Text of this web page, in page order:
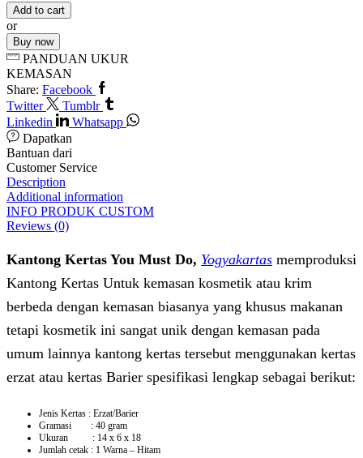
Add to cart
or
Buy now
PANDUAN UKUR
KEMASAN
Share: Facebook
Twitter
Tumblr
Linkedin
Whatsapp
Dapatkan
Bantuan dari
Customer Service
Description
Additional information
INFO PRODUK CUSTOM
Reviews (0)
Kantong Kertas You Must Do, Yogyakartas memproduksi
Kantong Kertas Untuk kemasan kosmetik atau krim
berbeda dengan kemasan biasanya yang khusus makanan
tetapi kosmetik ini sangat unik dengan kemasan pada
umum lainnya kantong kertas tersebut menggunakan kertas
erzat atau kertas Barier spesifikasi lengkap sebagai berikut:
Jenis Kertas : Erzat/Barier
Gramasi : 40 gram
Ukuran : 14 x 6 x 18
Jumlah cetak : 1 Warna – Hitam